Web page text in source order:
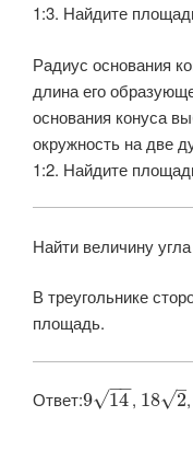
1:3. Найдите
Радиус основания
длина его
основания конуса
окружность на две
1:2. Найдите
Найти величину
В треугольнике
площадь.
Ответ:​9 14
−−
√ , 18 2
–
√ ​,